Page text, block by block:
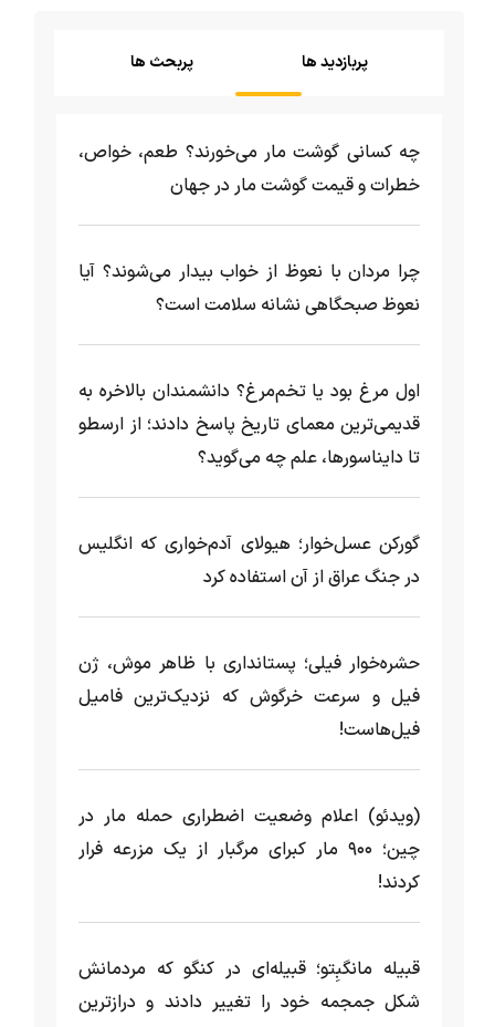
پربازدید ها پربحث ها
چه کسانی گوشت مار می‌خورند؟ طعم، خواص،
خطرات و قیمت گوشت مار در جهان
چرا مردان با نعوظ از خواب بیدار می‌شوند؟ آیا
نعوظ صبحگاهی نشانه سلامت است؟
اول مرغ بود یا تخم‌مرغ؟ دانشمندان بالاخره به
قدیمی‌ترین معمای تاریخ پاسخ دادند؛ از ارسطو
تا دایناسورها، علم چه می‌گوید؟
گورکن عسل‌خوار؛ هیولای آدم‌خواری که انگلیس
در جنگ عراق از آن استفاده کرد
حشره‌خوار فیلی؛ پستانداری با ظاهر موش، ژن
فیل و سرعت خرگوش که نزدیک‌ترین فامیل
فیل‌هاست!
(ویدئو) اعلام وضعیت اضطراری حمله مار‌ در
چین؛ ۹۰۰ مار کبرای مرگبار از یک مزرعه‌ فرار
کردند!
قبیله مانگبِتو؛ قبیله‌ای در کنگو که مردمانش
شکل جمجمه خود را تغییر دادند و درازترین